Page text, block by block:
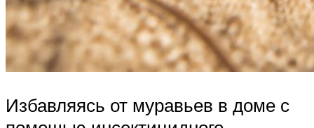
Избавляясь от муравьев в доме с